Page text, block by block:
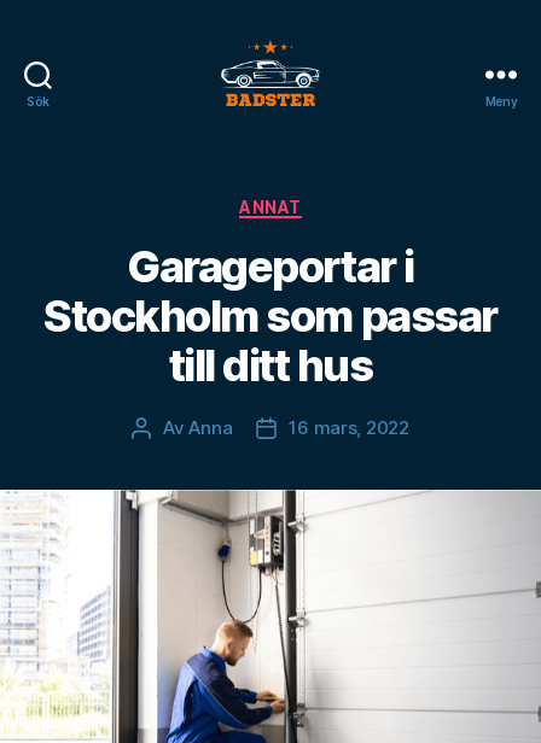
Sök Meny
Kategorier
ANNAT
Garageportar i
Stockholm som passar
till ditt hus
Inläggsförfattare
AvAnna Inläggsdatum
16 mars, 2022